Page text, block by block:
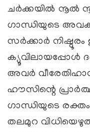
ചര്‍ക്കയില്‍ നൂല്‍
ഗാന്ധിയുടെ
സര്‍ക്കാര്‍ നിഷ്ഠൂരം
ക്യൂവിലായപ്പോള്‍
അവര്‍
ഹൗസിന്റെ
ഗാന്ധിയുടെ
തലമുറ